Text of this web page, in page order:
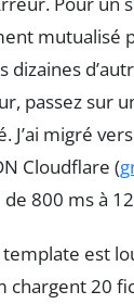
mutualisé
dizaines
passez sur
J’ai migré
Cloudflare (
800 ms à
template est
20